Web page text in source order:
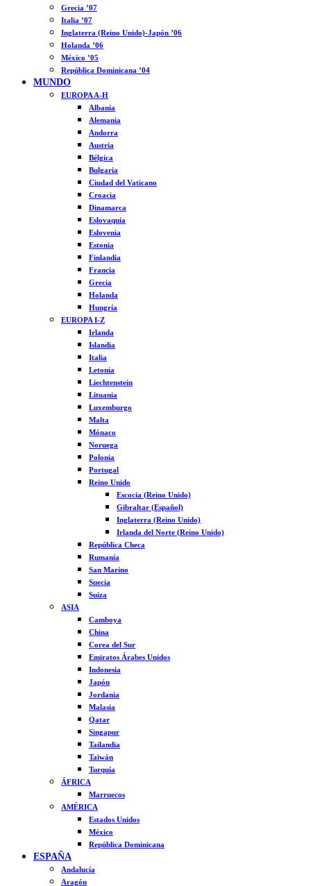
Grecia ’07
Italia ’07
Inglaterra (Reino Unido)-Japón ’06
Holanda ’06
México ’05
República Dominicana ’04
MUNDO
EUROPA A-H
Albania
Alemania
Andorra
Austria
Bélgica
Bulgaria
Ciudad del Vaticano
Croacia
Dinamarca
Eslovaquia
Eslovenia
Estonia
Finlandia
Francia
Grecia
Holanda
Hungría
EUROPA I-Z
Irlanda
Islandia
Italia
Letonia
Liechtenstein
Lituania
Luxemburgo
Malta
Mónaco
Noruega
Polonia
Portugal
Reino Unido
Escocia (Reino Unido)
Gibraltar (Español)
Inglaterra (Reino Unido)
Irlanda del Norte (Reino Unido)
República Checa
Rumanía
San Marino
Suecia
Suiza
ASIA
Camboya
China
Corea del Sur
Emiratos Árabes Unidos
Indonesia
Japón
Jordania
Malasia
Qatar
Singapur
Tailandia
Taiwán
Turquía
ÁFRICA
Marruecos
AMÉRICA
Estados Unidos
México
República Dominicana
ESPAÑA
Andalucía
Aragón